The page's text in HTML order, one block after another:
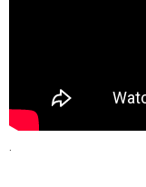
.